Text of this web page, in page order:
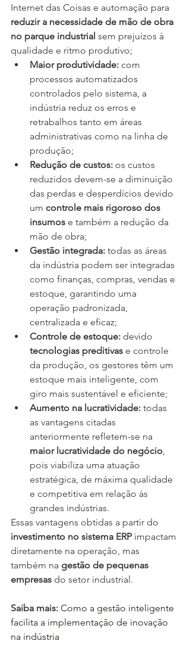
Internet das Coisas e automação para
reduzir a necessidade de mão de obra
no parque industrial sem prejuízos à
qualidade e ritmo produtivo;
Maior produtividade: com
processos automatizados
controlados pelo sistema, a
indústria reduz os erros e
retrabalhos tanto em áreas
administrativas como na linha de
produção;
Redução de custos: os custos
reduzidos devem-se a diminuição
das perdas e desperdícios devido
um controle mais rigoroso dos
insumos e também a redução da
mão de obra;
Gestão integrada: todas as áreas
da indústria podem ser integradas
como finanças, compras, vendas e
estoque, garantindo uma
operação padronizada,
centralizada e eficaz;
Controle de estoque: devido
tecnologias preditivas e controle
da produção, os gestores têm um
estoque mais inteligente, com
giro mais sustentável e eficiente;
Aumento na lucratividade: todas
as vantagens citadas
anteriormente refletem-se na
maior lucratividade do negócio,
pois viabiliza uma atuação
estratégica, de máxima qualidade
e competitiva em relação às
grandes indústrias.
Essas vantagens obtidas a partir do
investimento no sistema ERP impactam
diretamente na operação, mas
também na gestão de pequenas
empresas do setor industrial.
Saiba mais: Como a gestão inteligente
facilita a implementação de inovação
na indústria